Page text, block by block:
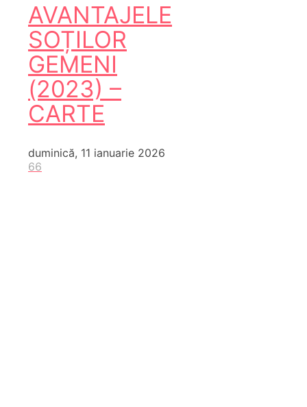
AVANTAJELE
SOȚILOR
GEMENI
(2023) –
CARTE
duminică, 11 ianuarie 2026
66